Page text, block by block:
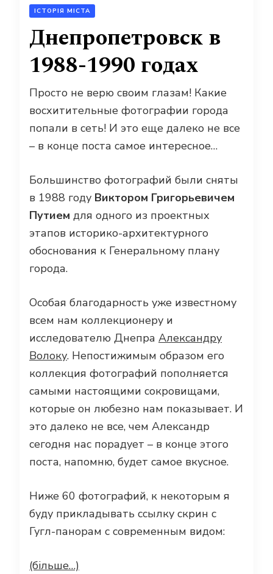
ІСТОРІЯ МІСТА
Днепропетровск в
1988-1990 годах
Просто не верю своим глазам! Какие
восхитительные фотографии города
попали в сеть! И это еще далеко не все
– в конце поста самое интересное…
Большинство фотографий были сняты
в 1988 году Виктором Григорьевичем
Путием для одного из проектных
этапов историко-архитектурного
обоснования к Генеральному плану
города.
Особая благодарность уже известному
всем нам коллекционеру и
исследователю Днепра Александру
Волоку. Непостижимым образом его
коллекция фотографий пополняется
самыми настоящими сокровищами,
которые он любезно нам показывает. И
это далеко не все, чем Александр
сегодня нас порадует – в конце этого
поста, напомню, будет самое вкусное.
Ниже 60 фотографий, к некоторым я
буду прикладывать ссылку скрин с
Гугл-панорам с современным видом:
(більше…)